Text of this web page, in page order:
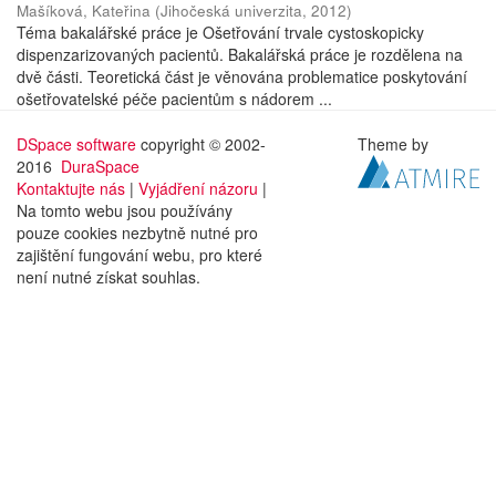
Mašíková, Kateřina (Jihočeská univerzita, 2012)
Téma bakalářské práce je Ošetřování trvale cystoskopicky
dispenzarizovaných pacientů. Bakalářská práce je rozdělena na
dvě části. Teoretická část je věnována problematice poskytování
ošetřovatelské péče pacientům s nádorem ...
DSpace software copyright © 2002-
2016 DuraSpace
Kontaktujte nás | Vyjádření názoru |
Na tomto webu jsou používány
pouze cookies nezbytně nutné pro
zajištění fungování webu, pro které
není nutné získat souhlas.
Theme by